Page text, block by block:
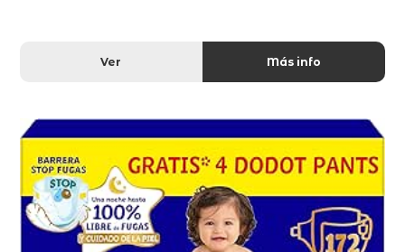
Ver Más info